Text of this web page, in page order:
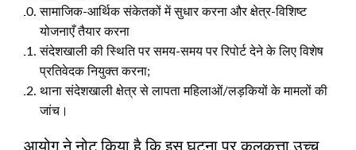
सामाजिक-आर्थिक संकेतकों में सुधार करना और क्षेत्र-विशिष्ट
योजनाएँ तैयार करना
संदेशखाली की स्थिति पर समय-समय पर रिपोर्ट देने के लिए विशेष
प्रतिवेदक नियुक्त करना;
थाना संदेशखाली क्षेत्र से लापता महिलाओं/लड़कियों के मामलों की
जांच।